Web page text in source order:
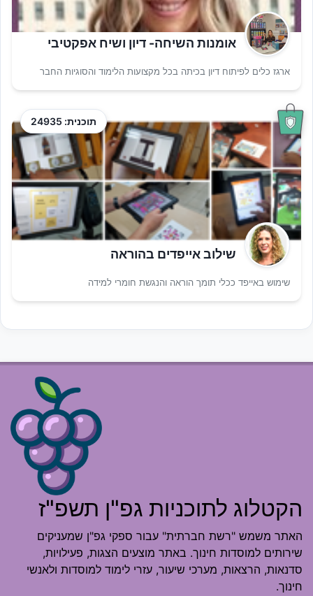
אומנות השיחה- דיון ושיח אפקטיבי
ארגז כלים לפיתוח דיון בכיתה בכל מקצועות הלימוד והסוגיות החבר
תוכנית: 24935
שילוב אייפדים בהוראה
שימוש באייפד ככלי תומך הוראה והנגשת חומרי למידה
הקטלוג לתוכניות גפ"ן תשפ"ז
האתר משמש "רשת חברתית" עבור ספקי גפ"ן שמעניקים
שירותים למוסדות חינוך. באתר מוצעים הצגות, פעילויות,
סדנאות, הרצאות, מערכי שיעור, עזרי לימוד למוסדות ולאנשי
חינוך.